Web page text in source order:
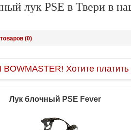
лук PSE в Твери в
(0)
Хотите
Лук блочный PSE Fever